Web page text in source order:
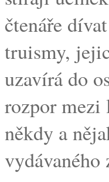
čtenáře
truismy,
uzavírá do
rozpor mezi
někdy a